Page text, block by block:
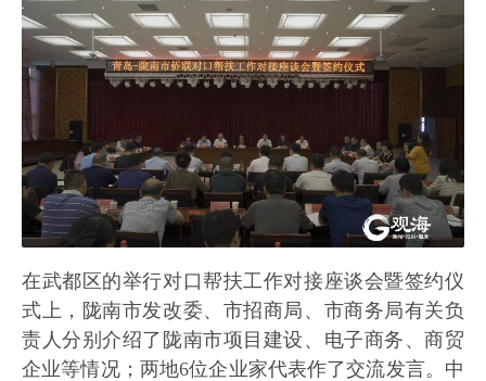
在武都区的举行对口帮扶工作对接座谈会暨签约仪
式上，陇南市发改委、市招商局、市商务局有关负
责人分别介绍了陇南市项目建设、电子商务、商贸
企业等情况；两地6位企业家代表作了交流发言。中